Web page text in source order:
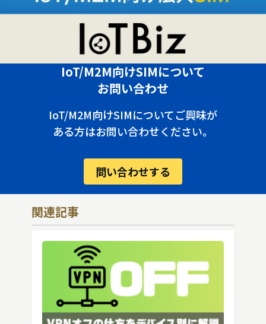
IoT/M2M向けSIMについて
お問い合わせ
IoT/M2M向けSIMについてご興味が
ある方はお問い合わせください。
問い合わせする
関連記事